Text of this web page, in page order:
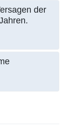
der